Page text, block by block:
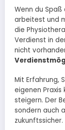
Wenn du
arbeitest und
die
Verdienst in
nicht
Mit Erfahrung,
eigenen Praxis
steigern. Der
sondern auch
zukunftssicher.